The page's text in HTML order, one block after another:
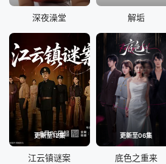
深夜澡堂 解垢
更新至12集
江云镇谜案
更新至06集
底色之重来